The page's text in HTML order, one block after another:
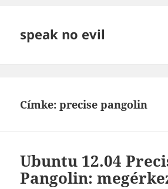
speak no evil
Címke:precise pangolin
Ubuntu 12.04
Pangolin: